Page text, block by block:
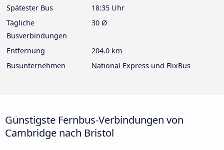
Spätester Bus
18:35 Uhr
Tägliche
Busverbindungen
30 Ø
Entfernung
204.0 km
Busunternehmen
National Express und FlixBus
Günstigste Fernbus-Verbindungen von
Cambridge nach Bristol